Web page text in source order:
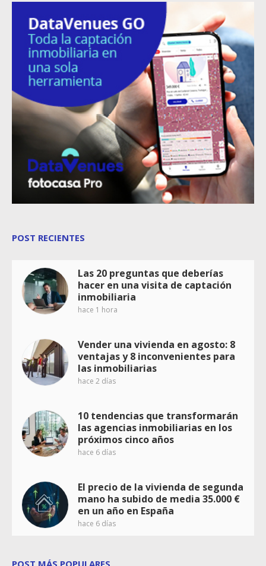
POST RECIENTES
Las 20 preguntas que deberías
hacer en una visita de captación
inmobiliaria
hace 1 hora
Vender una vivienda en agosto: 8
ventajas y 8 inconvenientes para
las inmobiliarias
hace 2 días
10 tendencias que transformarán
las agencias inmobiliarias en los
próximos cinco años
hace 6 días
El precio de la vivienda de segunda
mano ha subido de media 35.000 €
en un año en España
hace 6 días
POST MÁS POPULARES